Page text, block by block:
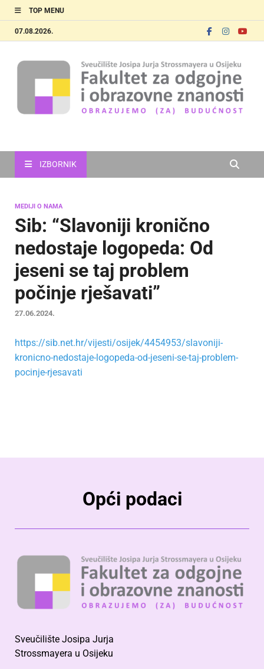
TOP MENU
07.08.2026.
IZBORNIK
MEDIJI O NAMA
Sib: “Slavoniji kronično
nedostaje logopeda: Od
jeseni se taj problem
počinje rješavati”
27.06.2024.
https://sib.net.hr/vijesti/osijek/4454953/slavoniji-
kronicno-nedostaje-logopeda-od-jeseni-se-taj-problem-
pocinje-rjesavati
Opći podaci
Sveučilište Josipa Jurja
Strossmayera u Osijeku